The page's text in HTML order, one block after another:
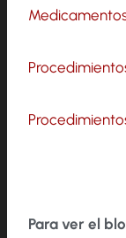
Para ver el